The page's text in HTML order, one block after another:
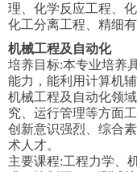
理、化学反应工程、
化工分离工程、精细
机械工程及自动化
培养目标:本专业培养
能力，能利用计算机
机械工程及自动化领
究、运行管理等方面
创新意识强烈、综合
术人才。
主要课程:工程力学、